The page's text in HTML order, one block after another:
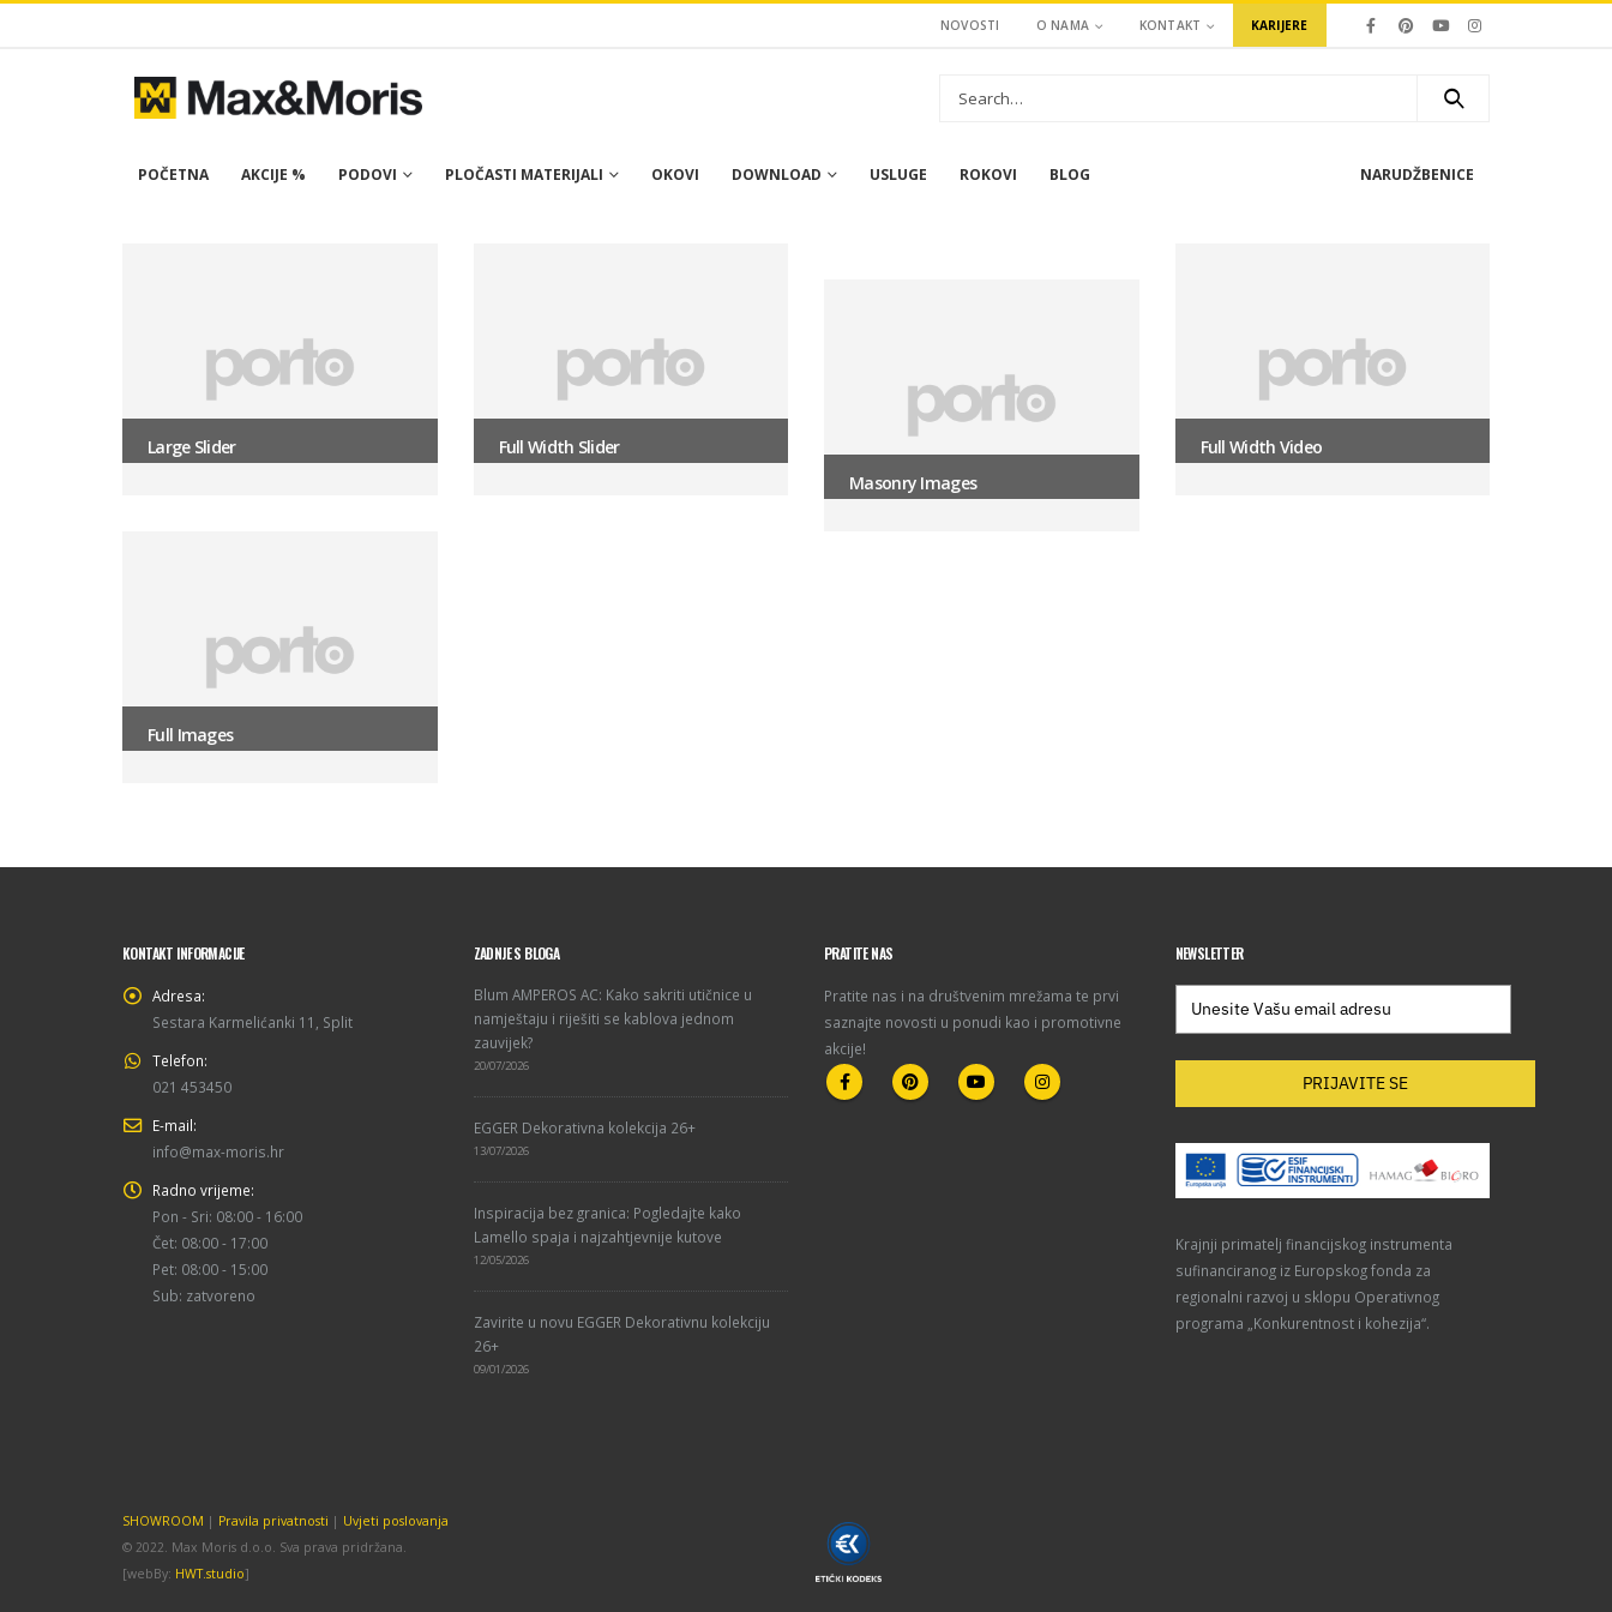
NOVOSTI O NAMA KONTAKT KARIJERE
POČETNA AKCIJE % PODOVI PLOČASTI MATERIJALI OKOVI DOWNLOAD USLUGE ROKOVI BLOG NARUDŽBENICE
Large Slider Full Width Slider
Full Width Video
Masonry Images
Full Images
KONTAKT INFORMACIJE
Adresa:
Sestara Karmelićanki 11, Split
Telefon:
021 453450
E-mail:
info@max-moris.hr
Radno vrijeme:
Pon - Sri: 08:00 - 16:00
Čet: 08:00 - 17:00
Pet: 08:00 - 15:00
Sub: zatvoreno
ZADNJE S BLOGA
Blum AMPEROS AC: Kako sakriti utičnice u
namještaju i riješiti se kablova jednom
zauvijek?
20/07/2026
EGGER Dekorativna kolekcija 26+
13/07/2026
Inspiracija bez granica: Pogledajte kako
Lamello spaja i najzahtjevnije kutove
12/05/2026
Zavirite u novu EGGER Dekorativnu kolekciju
26+
09/01/2026
PRATITE NAS
Pratite nas i na društvenim mrežama te prvi
saznajte novosti u ponudi kao i promotivne
akcije!
NEWSLETTER
PRIJAVITE SE
Krajnji primatelj financijskog instrumenta
sufinanciranog iz Europskog fonda za
regionalni razvoj u sklopu Operativnog
programa „Konkurentnost i kohezija“.
SHOWROOM | Pravila privatnosti | Uvjeti poslovanja
© 2022. Max Moris d.o.o. Sva prava pridržana.
[webBy: HWT.studio]